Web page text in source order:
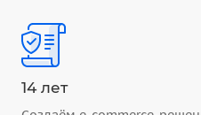
14 лет